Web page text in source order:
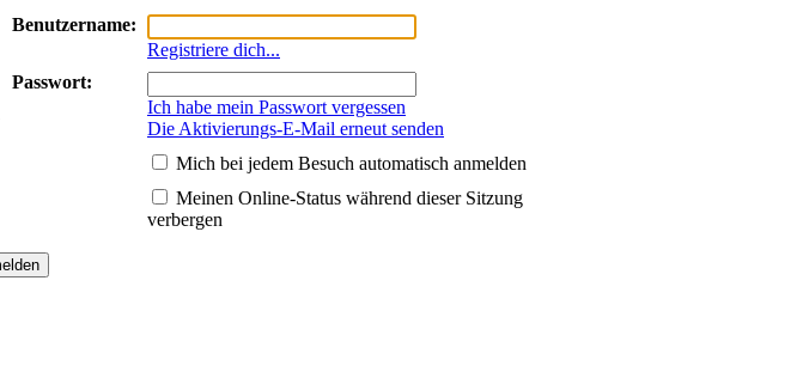
Benutzername:
Registriere dich...
Passwort:
Ich habe mein Passwort vergessen
Die Aktivierungs-E-Mail erneut senden
Mich bei jedem Besuch automatisch anmelden
Meinen Online-Status während dieser Sitzung
verbergen